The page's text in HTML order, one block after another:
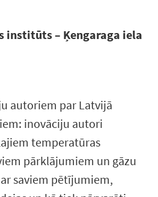
institūts – Ķengaraga iela
autoriem par Latvijā
inovāciju autori
temperatūras
pārklājumiem un gāzu
saviem pētījumiem,